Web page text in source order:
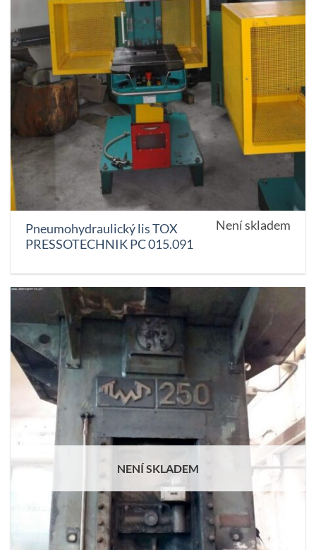
Pneumohydraulický lis TOX
PRESSOTECHNIK PC 015.091
Není skladem
NENÍ SKLADEM